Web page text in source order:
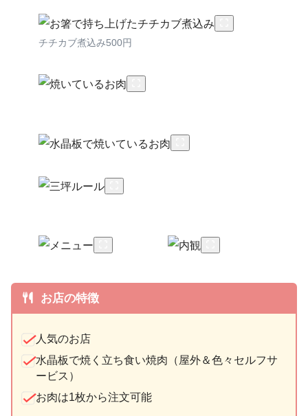
チチカブ煮込み500円
お店の特徴
人気のお店
水晶板で焼く立ち食い焼肉（屋外＆色々セルフサ
ービス）
お肉は1枚から注文可能